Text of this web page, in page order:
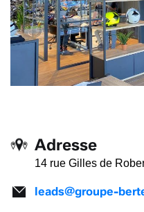
Adresse
14 rue Gilles de
leads@groupe-